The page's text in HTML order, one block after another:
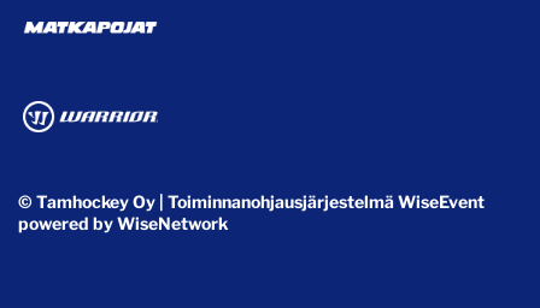
© Tamhockey Oy | ToiminnanohjausjärjestelmäWiseEvent
powered byWiseNetwork